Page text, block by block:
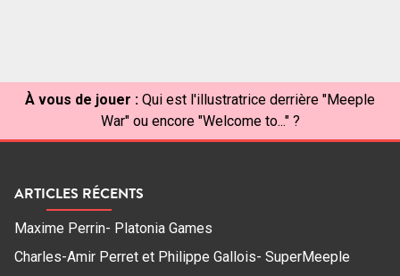
À vous de jouer : Qui est l'illustratrice derrière "Meeple
War" ou encore "Welcome to..." ?
ARTICLES RÉCENTS
Maxime Perrin- Platonia Games
Charles-Amir Perret et Philippe Gallois- SuperMeeple